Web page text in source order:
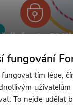
nebo 50
Zřídit předplatné
Koupit příspěvek
fungování
tím lépe,
uživatelům
To nejde udělat